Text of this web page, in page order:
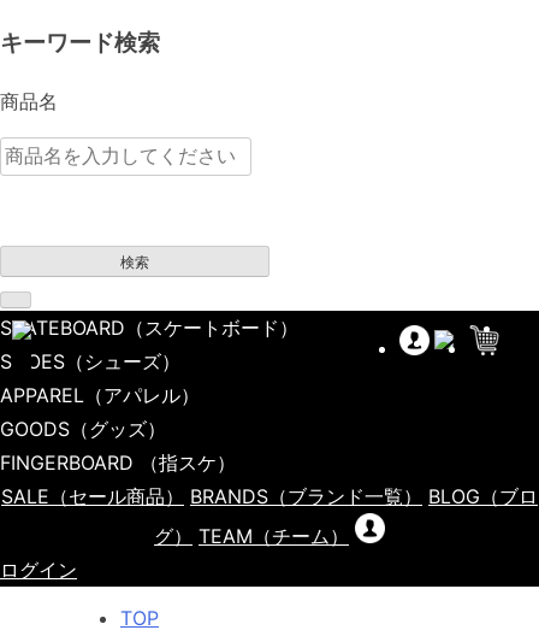
キーワード検索
商品名
検索
SKATEBOARD （スケートボード）
SHOES （シューズ）
APPAREL （アパレル）
GOODS （グッズ）
FINGERBOARD
（指スケ）
SALE （セール商品） BRANDS （ブランド一覧） BLOG （ブロ
グ）
TEAM （チーム）
ログイン
TOP